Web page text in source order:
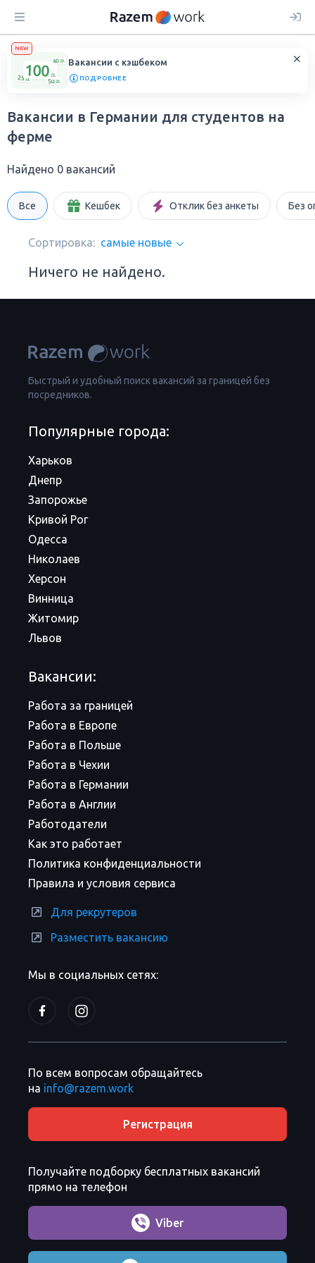
NEW
Вакансии с кэшбеком
ПОДРОБНЕЕ
Вакансии в Германии для студентов на
ферме
Найдено 0 вакансий
Все Кешбек Отклик без анкеты Без
Сортировка: самые новые
Ничего не найдено.
Быстрый и удобный поиск вакансий за границей без
посредников.
Мы в социальных сетях:
Популярные города:
Харьков
Днепр
Запорожье
Кривой Рог
Одесса
Николаев
Херсон
Винница
Житомир
Львов
Вакансии:
Работа за границей
Работа в Европе
Работа в Польше
Работа в Чехии
Работа в Германии
Работа в Англии
Работодатели
Как это работает
Политика конфиденциальности
Правила и условия сервиса
Для рекрутеров
Разместить вакансию
По всем вопросам обращайтесь
на info@razem.work
Регистрация
Получайте подборку бесплатных вакансий
прямо на телефон
Viber